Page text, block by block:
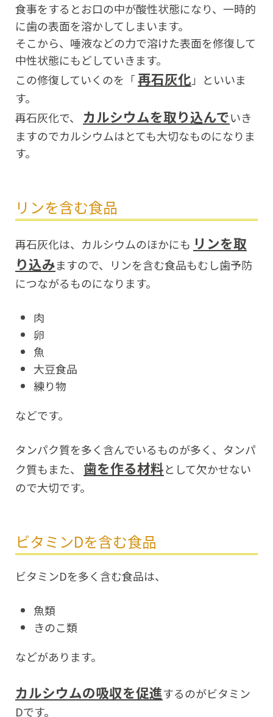
食事をするとお口の中が酸性状態になり、一時的
に歯の表面を溶かしてしまいます。
そこから、唾液などの力で溶けた表面を修復して
中性状態にもどしていきます。
この修復していくのを「再石灰化」といいま
す。
再石灰化で、 カルシウムを取り込んでいき
ますのでカルシウムはとても大切なものになりま
す。
リンを含む食品
再石灰化は、カルシウムのほかにも リンを取
り込みますので、リンを含む食品もむし歯予防
につながるものになります。
肉
卵
魚
大豆食品
練り物
などです。
タンパク質を多く含んでいるものが多く、タンパ
ク質もまた、 歯を作る材料として欠かせない
ので大切です。
ビタミンDを含む食品
ビタミンDを多く含む食品は、
魚類
きのこ類
などがあります。
カルシウムの吸収を促進するのがビタミン
Dです。